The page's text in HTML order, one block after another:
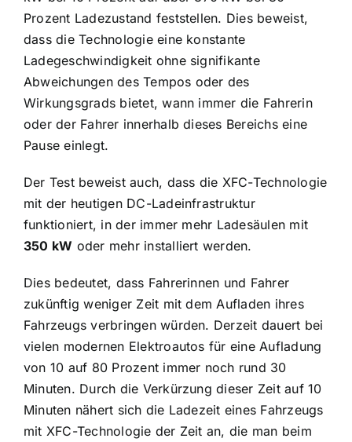
Prozent Ladezustand feststellen. Dies beweist,
dass die Technologie eine konstante
Ladegeschwindigkeit ohne signifikante
Abweichungen des Tempos oder des
Wirkungsgrads bietet, wann immer die Fahrerin
oder der Fahrer innerhalb dieses Bereichs eine
Pause einlegt.
Der Test beweist auch, dass die XFC-Technologie
mit der heutigen DC-Ladeinfrastruktur
funktioniert, in der immer mehr Ladesäulen mit
350 kW oder mehr installiert werden.
Dies bedeutet, dass Fahrerinnen und Fahrer
zukünftig weniger Zeit mit dem Aufladen ihres
Fahrzeugs verbringen würden. Derzeit dauert bei
vielen modernen Elektroautos für eine Aufladung
von 10 auf 80 Prozent immer noch rund 30
Minuten. Durch die Verkürzung dieser Zeit auf 10
Minuten nähert sich die Ladezeit eines Fahrzeugs
mit XFC-Technologie der Zeit an, die man beim